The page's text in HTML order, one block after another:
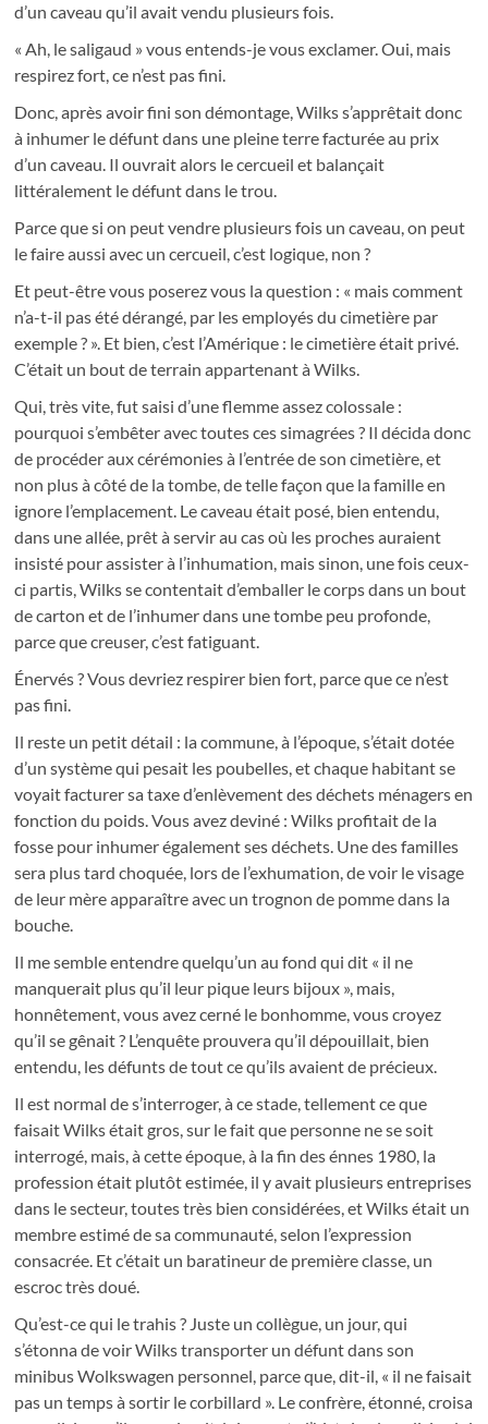
d’un caveau qu’il avait vendu plusieurs fois.
« Ah, le saligaud » vous entends-je vous exclamer. Oui, mais
respirez fort, ce n’est pas fini.
Donc, après avoir fini son démontage, Wilks s’apprêtait donc
à inhumer le défunt dans une pleine terre facturée au prix
d’un caveau. Il ouvrait alors le cercueil et balançait
littéralement le défunt dans le trou.
Parce que si on peut vendre plusieurs fois un caveau, on peut
le faire aussi avec un cercueil, c’est logique, non ?
Et peut-être vous poserez vous la question : « mais comment
n’a-t-il pas été dérangé, par les employés du cimetière par
exemple ? ». Et bien, c’est l’Amérique : le cimetière était privé.
C’était un bout de terrain appartenant à Wilks.
Qui, très vite, fut saisi d’une flemme assez colossale :
pourquoi s’embêter avec toutes ces simagrées ? Il décida donc
de procéder aux cérémonies à l’entrée de son cimetière, et
non plus à côté de la tombe, de telle façon que la famille en
ignore l’emplacement. Le caveau était posé, bien entendu,
dans une allée, prêt à servir au cas où les proches auraient
insisté pour assister à l’inhumation, mais sinon, une fois ceux-
ci partis, Wilks se contentait d’emballer le corps dans un bout
de carton et de l’inhumer dans une tombe peu profonde,
parce que creuser, c’est fatiguant.
Énervés ? Vous devriez respirer bien fort, parce que ce n’est
pas fini.
Il reste un petit détail : la commune, à l’époque, s’était dotée
d’un système qui pesait les poubelles, et chaque habitant se
voyait facturer sa taxe d’enlèvement des déchets ménagers en
fonction du poids. Vous avez deviné : Wilks profitait de la
fosse pour inhumer également ses déchets. Une des familles
sera plus tard choquée, lors de l’exhumation, de voir le visage
de leur mère apparaître avec un trognon de pomme dans la
bouche.
Il me semble entendre quelqu’un au fond qui dit « il ne
manquerait plus qu’il leur pique leurs bijoux », mais,
honnêtement, vous avez cerné le bonhomme, vous croyez
qu’il se gênait ? L’enquête prouvera qu’il dépouillait, bien
entendu, les défunts de tout ce qu’ils avaient de précieux.
Il est normal de s’interroger, à ce stade, tellement ce que
faisait Wilks était gros, sur le fait que personne ne se soit
interrogé, mais, à cette époque, à la fin des énnes 1980, la
profession était plutôt estimée, il y avait plusieurs entreprises
dans le secteur, toutes très bien considérées, et Wilks était un
membre estimé de sa communauté, selon l’expression
consacrée. Et c’était un baratineur de première classe, un
escroc très doué.
Qu’est-ce qui le trahis ? Juste un collègue, un jour, qui
s’étonna de voir Wilks transporter un défunt dans son
minibus Wolkswagen personnel, parce que, dit-il, « il ne faisait
pas un temps à sortir le corbillard ». Le confrère, étonné, croisa